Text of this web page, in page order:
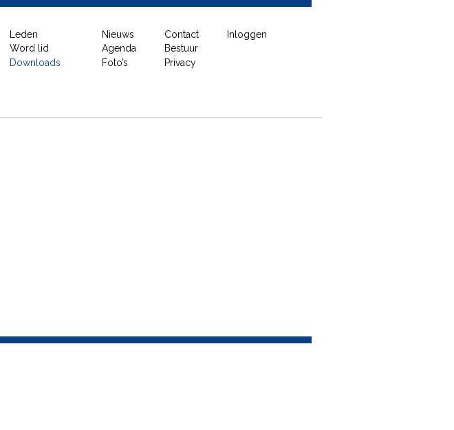
Leden
Word lid
Downloads
Nieuws
Agenda
Foto’s
Contact
Bestuur
Privacy
Inloggen